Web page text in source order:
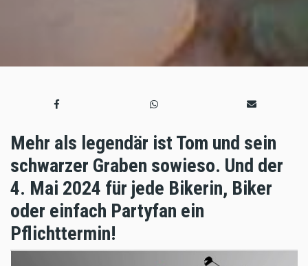
Mehr als legendär ist Tom und sein
schwarzer Graben sowieso. Und der
4. Mai 2024 für jede Bikerin, Biker
oder einfach Partyfan ein
Pflichttermin!